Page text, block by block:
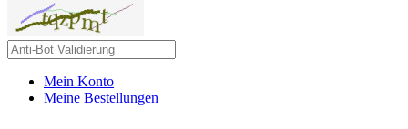
Mein Konto
Meine Bestellungen